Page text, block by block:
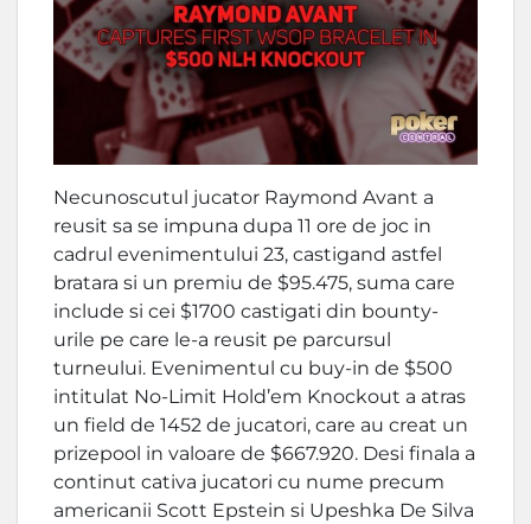
Necunoscutul jucator Raymond Avant a
reusit sa se impuna dupa 11 ore de joc in
cadrul evenimentului 23, castigand astfel
bratara si un premiu de $95.475, suma care
include si cei $1700 castigati din bounty-
urile pe care le-a reusit pe parcursul
turneului. Evenimentul cu buy-in de $500
intitulat No-Limit Hold’em Knockout a atras
un field de 1452 de jucatori, care au creat un
prizepool in valoare de $667.920. Desi finala a
continut cativa jucatori cu nume precum
americanii Scott Epstein si Upeshka De Silva